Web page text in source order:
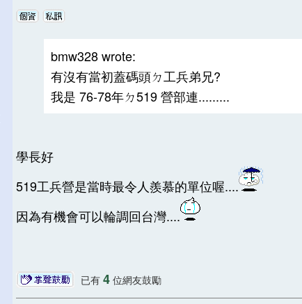
bmw328 wrote:
有沒有當初蓋碼頭ㄉ工兵弟兄?
我是 76-78年ㄉ519 營部連.........
學長好
519工兵營是當時最令人羨慕的單位喔....
因為有機會可以輪調回台灣....
已有 4位網友鼓勵